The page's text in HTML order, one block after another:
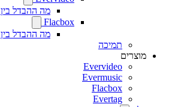
מה ההבדל בין Evervideo ל-Evervideo Premium?
Flacbox
מה ההבדל בין Flacbox ל-Flacbox Premium?
תמיכה
מוצרים
Evervideo
Evermusic
Flacbox
Evertag